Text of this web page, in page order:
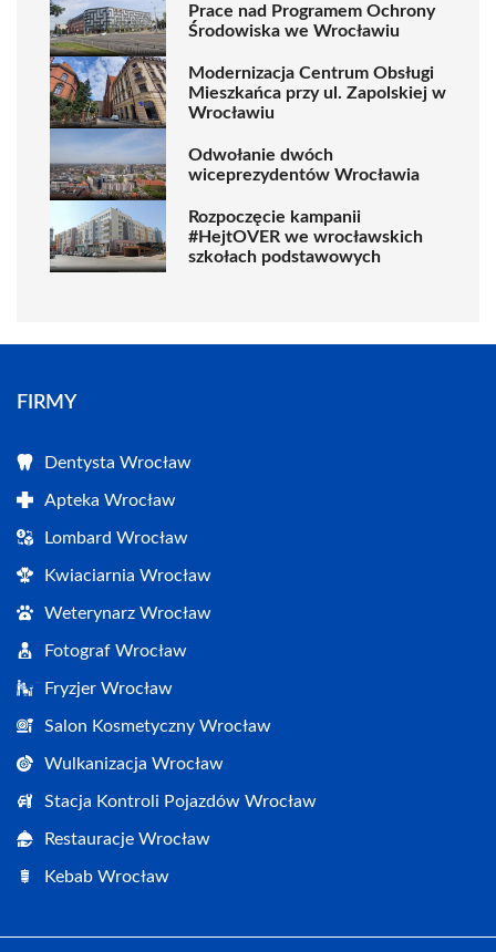
Prace nad Programem Ochrony
Środowiska we Wrocławiu
Modernizacja Centrum Obsługi
Mieszkańca przy ul. Zapolskiej w
Wrocławiu
Odwołanie dwóch
wiceprezydentów Wrocławia
Rozpoczęcie kampanii
#HejtOVER we wrocławskich
szkołach podstawowych
FIRMY
Dentysta Wrocław
Apteka Wrocław
Lombard Wrocław
Kwiaciarnia Wrocław
Weterynarz Wrocław
Fotograf Wrocław
Fryzjer Wrocław
Salon Kosmetyczny Wrocław
Wulkanizacja Wrocław
Stacja Kontroli Pojazdów Wrocław
Restauracje Wrocław
Kebab Wrocław